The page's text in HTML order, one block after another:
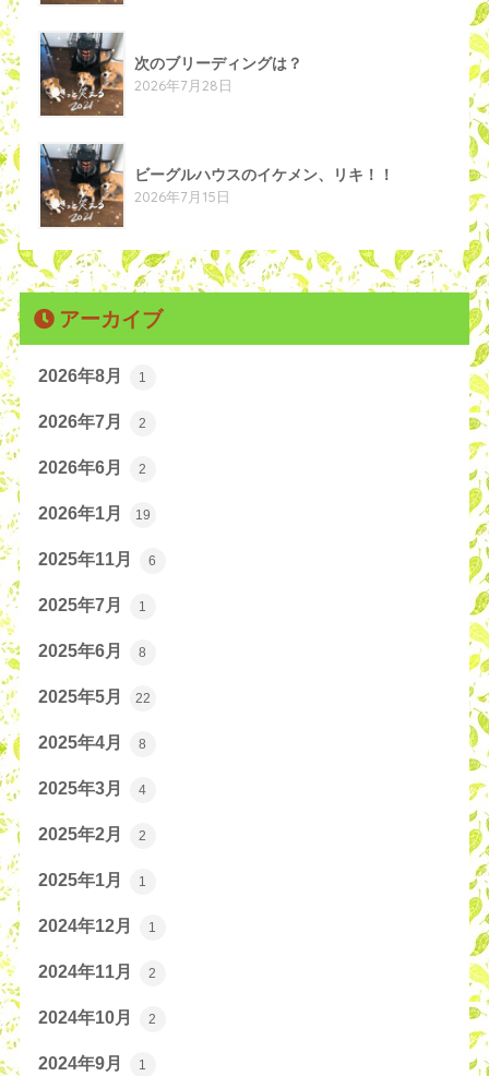
次のブリーディングは？
2026年7月28日
ビーグルハウスのイケメン、リキ！！
2026年7月15日
アーカイブ
2026年8月 1
2026年7月 2
2026年6月 2
2026年1月 19
2025年11月 6
2025年7月 1
2025年6月 8
2025年5月 22
2025年4月 8
2025年3月 4
2025年2月 2
2025年1月 1
2024年12月 1
2024年11月 2
2024年10月 2
2024年9月 1